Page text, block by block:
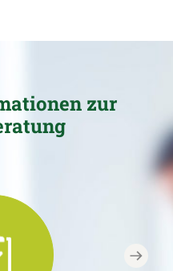
zur
Next